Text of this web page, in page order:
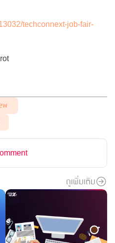
techconnext-job-fair-
ดูเพิ่มเติม